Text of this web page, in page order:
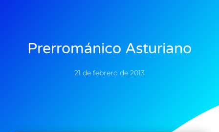
Prerrománico Asturiano
21 de febrero de 2013